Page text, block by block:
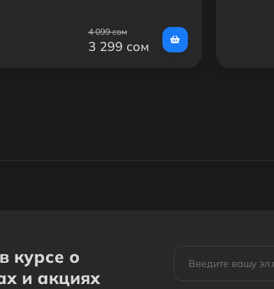
4 099 сом
3 299 сом
курсе о
и акциях